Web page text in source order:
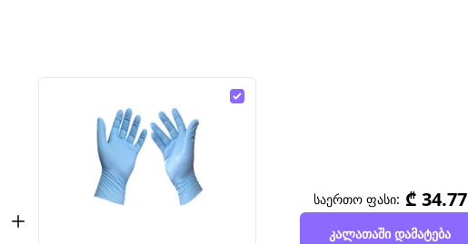
საერთო ფასი: ₾ 34.77
კალათაში დამატება